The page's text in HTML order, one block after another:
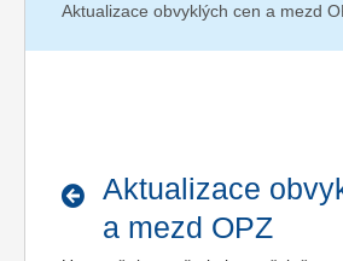
Aktualizace obvyklých cen a mezd
Aktualizace
a mezd OPZ